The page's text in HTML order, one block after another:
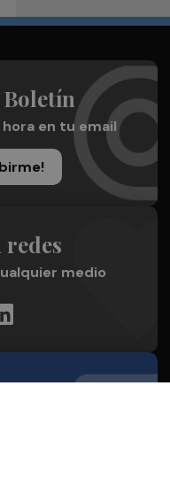
en tu email
redes
medio